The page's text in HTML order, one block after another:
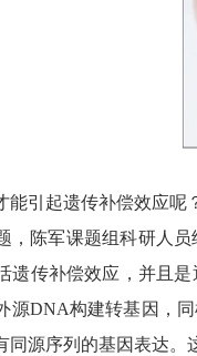
能引起遗传补偿效应呢
，陈军课题组科研人
遗传补偿效应，并且
源DNA构建转基因，
同源序列的基因表达。